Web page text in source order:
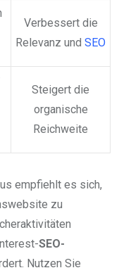
Verbessert die
Relevanz und SEO
Steigert die
organische
Reichweite
empfiehlt es sich,
zu
SEO-
Nutzen Sie